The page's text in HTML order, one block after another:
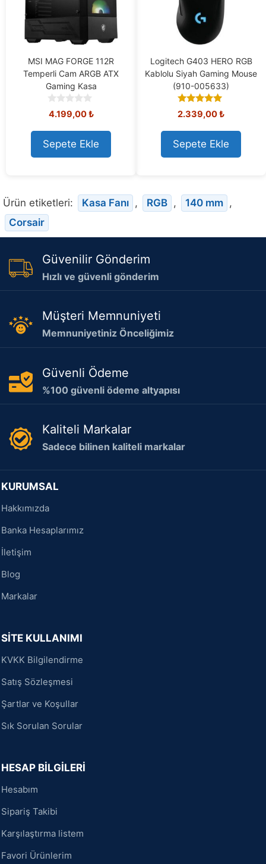
MSI MAG FORGE 112R
Temperli Cam ARGB ATX
Gaming Kasa
0
o
u
t
o
f
4.199,00₺
Sepete Ekle
Logitech G403 HERO RGB
Kablolu Siyah Gaming Mouse
(910-005633)
5.00
out of 5
2.339,00₺
Sepete Ekle
Ürün etiketleri: Kasa Fanı , RGB , 140 mm ,
Corsair
Güvenilir Gönderim
Hızlı ve güvenli gönderim
Müşteri Memnuniyeti
Memnuniyetiniz Önceliğimiz
Güvenli Ödeme
%100 güvenli ödeme altyapısı
Kaliteli Markalar
Sadece bilinen kaliteli markalar
KURUMSAL
Hakkımızda
Banka Hesaplarımız
İletişim
Blog
Markalar
SİTE KULLANIMI
KVKK Bilgilendirme
Satış Sözleşmesi
Şartlar ve Koşullar
Sık Sorulan Sorular
HESAP BİLGİLERİ
Hesabım
Sipariş Takibi
Karşılaştırma listem
Favori Ürünlerim